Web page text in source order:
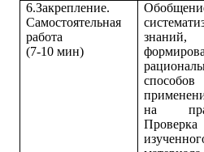
6.Закрепление.
Самостоятельная
работа
(7-10 мин)
знаний,
способов
на
Проверка